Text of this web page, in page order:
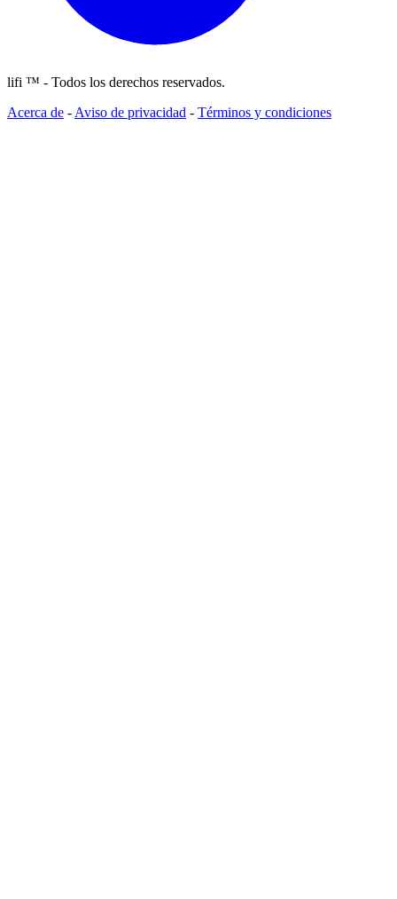
lifi ™ - Todos los derechos reservados.
Acerca de - Aviso de privacidad - Términos y condiciones